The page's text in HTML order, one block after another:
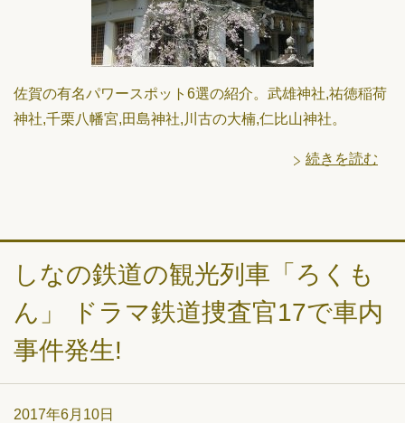
佐賀の有名パワースポット6選の紹介。武雄神社,祐徳稲荷
神社,千栗八幡宮,田島神社,川古の大楠,仁比山神社。
続きを読む
しなの鉄道の観光列車「ろくも
ん」 ドラマ鉄道捜査官17で車内
事件発生!
2017年6月10日